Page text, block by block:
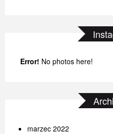
Error! No photos here!
marzec 2022